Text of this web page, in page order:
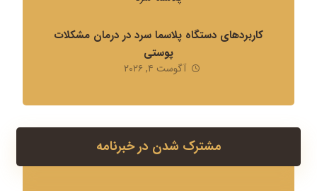
کاربردهای دستگاه پلاسما سرد در درمان مشکلات
پوستی
آگوست ۴, ۲۰۲۶
مشترک شدن در خبرنامه